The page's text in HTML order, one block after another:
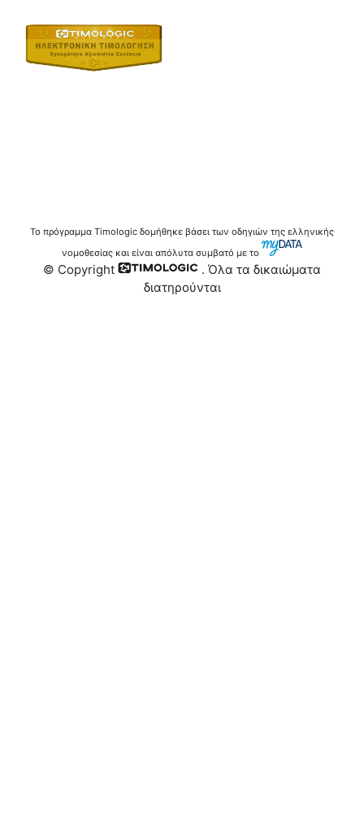
Το πρόγραμμα Timologic δομήθηκε βάσει των οδηγιών της ελληνικής
νομοθεσίας και είναι απόλυτα συμβατό με το
© Copyright
. Όλα τα δικαιώματα
διατηρούνται